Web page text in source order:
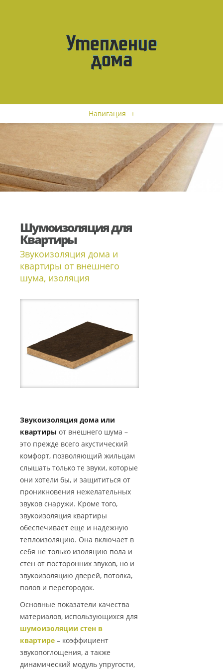
Навигация +
Шумоизоляция для
Квартиры
Звукоизоляция дома и
квартиры от внешнего
шума, изоляция
Звукоизоляция дома или
квартиры от внешнего шума –
это прежде всего акустический
комфорт, позволяющий жильцам
слышать только те звуки, которые
они хотели бы, и защититься от
проникновения нежелательных
звуков снаружи. Кроме того,
звукоизоляция квартиры
обеспечивает еще и надежную
теплоизоляцию. Она включает в
себя не только изоляцию пола и
стен от посторонних звуков, но и
звукоизоляцию дверей, потолка,
полов и перегородок.
Основные показатели качества
материалов, использующихся для
шумоизоляции стен в
квартире – коэффициент
звукопоглощения, а также
динамический модуль упругости,